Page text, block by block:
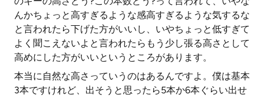
んかちょっと高すぎるような感高すぎるような気するな
と言われたら下げた方がいいし、いやちょっと低すぎて
よく聞こえないよと言われたらもう少し張る高さとして
高めにした方がいいというところがあります。
本当に自然な高さっていうのはあるんですよ。僕は基本
3本ですけれど、出そうと思ったら5本か6本ぐらい出せ